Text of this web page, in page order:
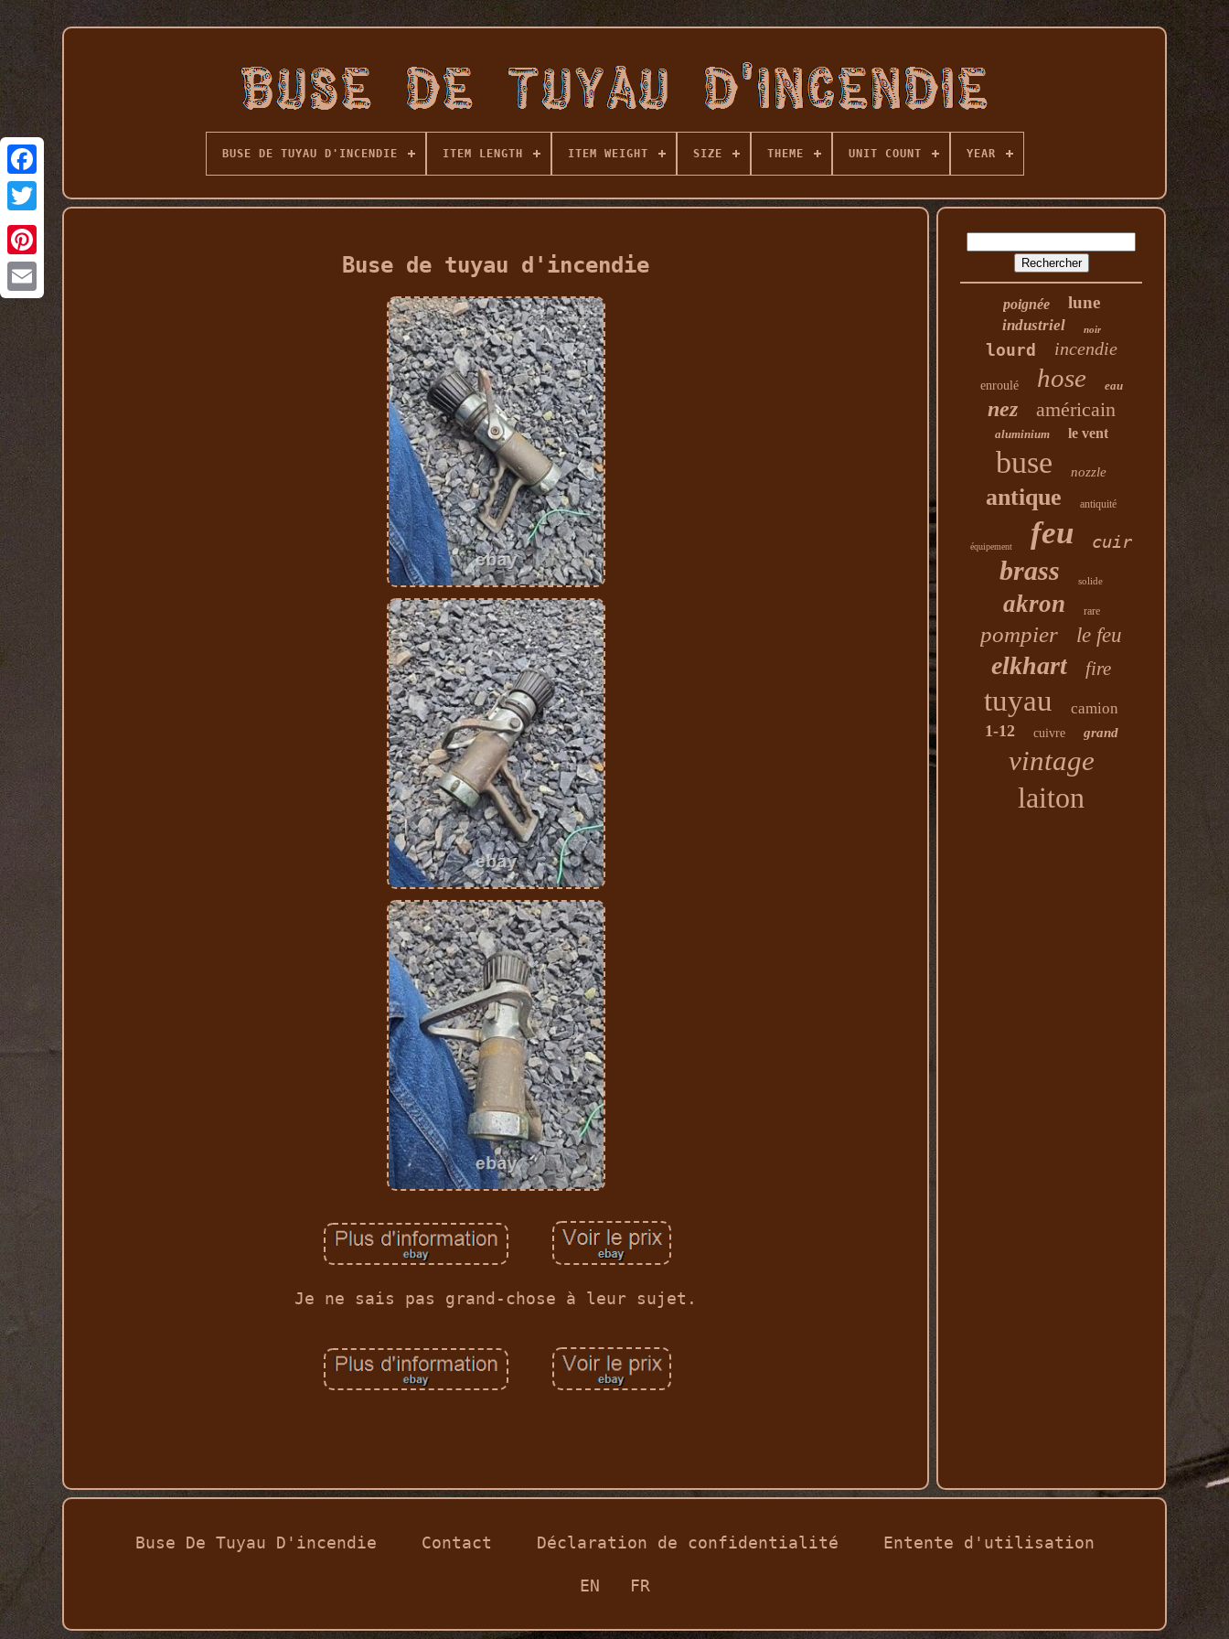
BUSE DE TUYAU D'INCENDIE ITEM LENGTH ITEM WEIGHT SIZE THEME UNIT COUNT YEAR
Buse de tuyau d'incendie
Je ne sais pas grand-chose à leur sujet.
poignée lune
industriel noir
lourd incendie
enroulé hose eau
nez américain
aluminium le vent
buse nozzle
antique antiquité
équipement feu cuir
brass solide
akron rare
pompier le feu
elkhart fire
tuyau camion
1-12 cuivre grand
vintage
laiton
Buse De Tuyau D'incendie Contact Déclaration de confidentialité Entente d'utilisation
EN FR